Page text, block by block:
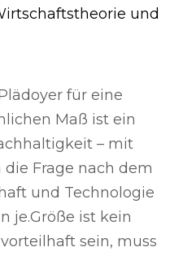
und
für eine
Maß ist ein
– mit
Frage nach dem
und Technologie
je.Größe ist kein
sein, muss